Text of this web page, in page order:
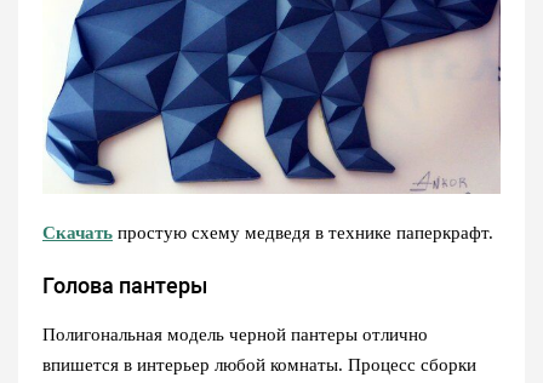
Скачать простую схему медведя в технике паперкрафт.
Голова пантеры
Полигональная модель черной пантеры отлично
впишется в интерьер любой комнаты. Процесс сборки